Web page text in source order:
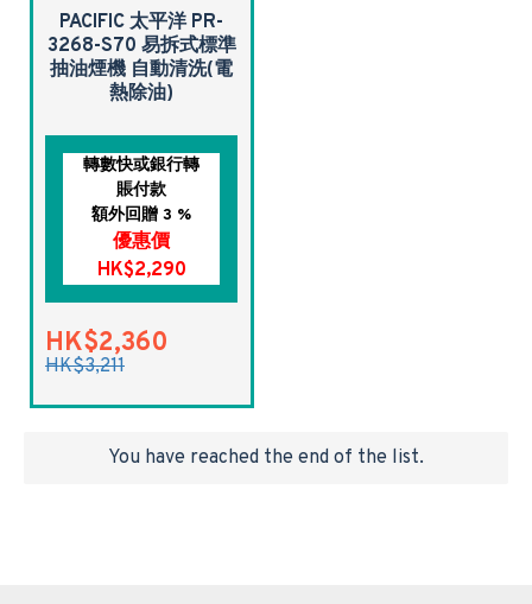
PACIFIC 太平洋 PR-
3268-S70 易拆式標準
抽油煙機 自動清洗(電
熱除油)
轉數快或銀行轉
賬付款
額外回贈 3 %
優惠價
HK$2,290
HK$2,360
HK$3,211
You have reached the end of the list.